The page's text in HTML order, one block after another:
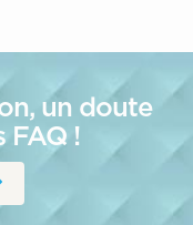
un doute
FAQ !